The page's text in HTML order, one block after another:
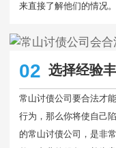
来直接了解他们的情况。
02 选择经验
常山讨债公司要合法才
行为，那么你将使自己
的常山讨债公司，是非